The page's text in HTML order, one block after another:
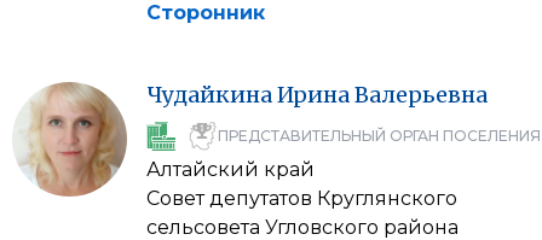
Сторонник
ЧудайкинаИринаВалерьевна
ПРЕДСТАВИТЕЛЬНЫЙ ОРГАН ПОСЕЛЕНИЯ
Алтайский край
Совет депутатов Круглянского
сельсовета Угловского района